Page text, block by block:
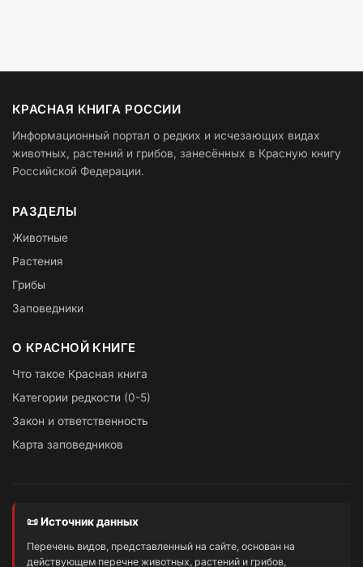
КРАСНАЯ КНИГА РОССИИ
Информационный портал о редких и исчезающих видах
животных, растений и грибов, занесённых в Красную книгу
Российской Федерации.
РАЗДЕЛЫ
Животные
Растения
Грибы
Заповедники
О КРАСНОЙ КНИГЕ
Что такое Красная книга
Категории редкости (0-5)
Закон и ответственность
Карта заповедников
📜 Источник данных
Перечень видов, представленный на сайте, основан на
действующем перечне животных, растений и грибов,